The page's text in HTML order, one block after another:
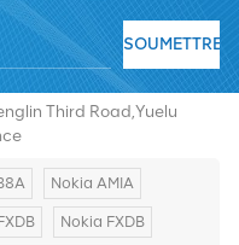
SOUMETTRE
Third Road,Yuelu
Nokia AMIA
Nokia FXDB